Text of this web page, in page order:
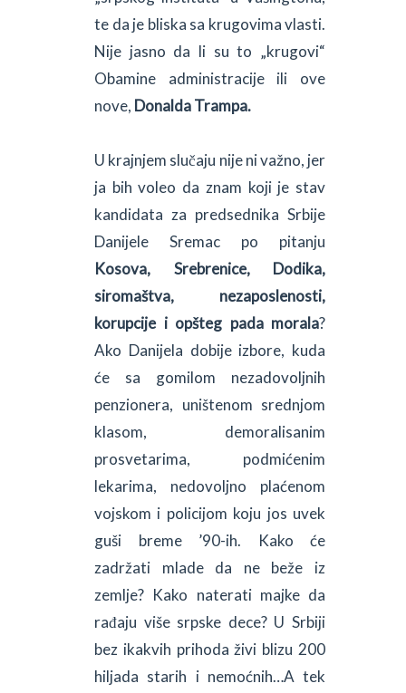
te da je bliska sa krugovima vlasti.
Nije jasno da li su to „krugovi“
Obamine administracije ili ove
nove, Donalda Trampa.
U krajnjem slučaju nije ni važno, jer
ja bih voleo da znam koji je stav
kandidata za predsednika Srbije
Danijele Sremac po pitanju
Kosova, Srebrenice, Dodika,
siromaštva, nezaposlenosti,
korupcije i opšteg pada morala?
Ako Danijela dobije izbore, kuda
će sa gomilom nezadovoljnih
penzionera, uništenom srednjom
klasom, demoralisanim
prosvetarima, podmićenim
lekarima, nedovoljno plaćenom
vojskom i policijom koju jos uvek
guši breme ’90-ih. Kako će
zadržati mlade da ne beže iz
zemlje? Kako naterati majke da
rađaju više srpske dece? U Srbiji
bez ikakvih prihoda živi blizu 200
hiljada starih i nemoćnih…A tek